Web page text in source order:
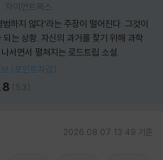
자이언트북스
하지 않다’라는 주장이 떨어진다. 그것이
는 상황. 자신의 과거를 찾기 위해 과학
서면서 펼쳐지는 로드트립 소설.
(포인트차감)
(53)
2026.08.07 13:49 기준